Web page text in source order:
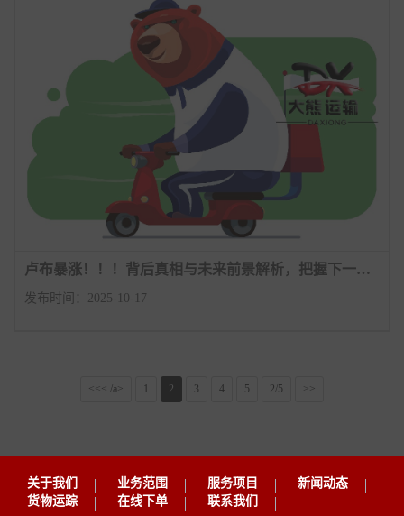
卢布暴涨！！！背后真相与未来前景解析，把握下一个财富密码
发布时间：2025-10-17
<<< /a> 2 3 4 5 2/5 >>
关于我们 业务范围 服务项目
新闻动态
货物运踪
在线下单 联系我们